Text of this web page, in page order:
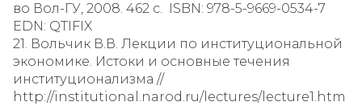
во Вол-ГУ, 2008. 462 с. ISBN: 978-5-9669-0534-7
EDN: QTIFIX
21. Вольчик В.В. Лекции по институциональной
экономике. Истоки и основные течения
институционализма //
http://institutional.narod.ru/lectures/lecture1.htm